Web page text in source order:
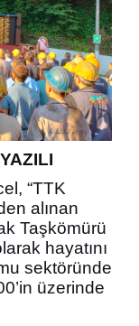
“TTK
alınan
Taşkömürü
hayatını
sektöründe
üzerinde